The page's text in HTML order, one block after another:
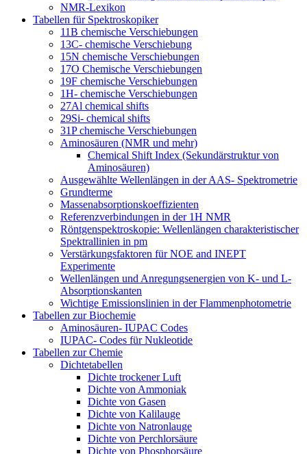
NMR-Lexikon
Tabellen für Spektroskopiker
11B chemische Verschiebungen
13C- chemische Verschiebung
15N chemische Verschiebungen
17O Chemische Verschiebungen
19F chemische Verschiebungen
1H- chemische Verschiebungen
27Al chemical shifts
29Si- chemical shifts
31P chemische Verschiebungen
Aminosäuren (NMR und mehr)
Chemical Shift Index (Sekundärstruktur von
Aminosäuren)
Ausgewählte Wellenlängen in der AAS- Spektrometrie
Grundterme
Massenabsorptionskoeffizienten
Referenzverbindungen in der 1H NMR
Röntgenspektroskopie: Wellenlängen charakteristischer
Spektrallinien in pm
Verstärkungsfaktoren für NOE and INEPT
Experimente
Wellenlängen und Anregungsenergien von K- und L-
Absorptionskanten
Wichtige Emissionslinien in der Flammenphotometrie
Tabellen zur Biochemie
Aminosäuren- IUPAC Codes
IUPAC- Codes für Nukleotide
Tabellen zur Chemie
Dichtetabellen
Dichte trockener Luft
Dichte von Ammoniak
Dichte von Gasen
Dichte von Kalilauge
Dichte von Natronlauge
Dichte von Perchlorsäure
Dichte von Phosphorsäure